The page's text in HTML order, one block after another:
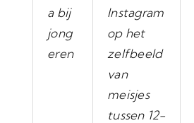
a bij
jong
eren
Instagram
op het
zelfbeeld
van
meisjes
tussen 12-